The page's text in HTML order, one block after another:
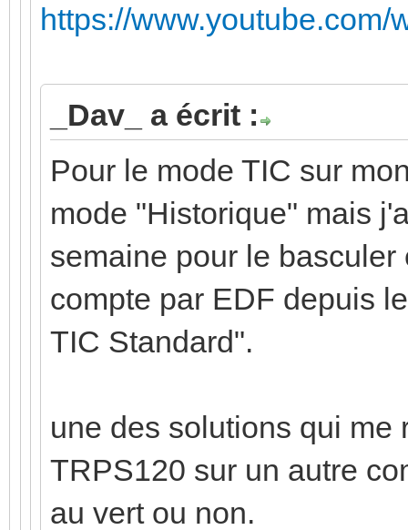
https://www.youtube.com/
_Dav_ a écrit :
Pour le mode TIC sur
mode "Historique" mais
semaine pour le
compte par EDF depuis
TIC Standard".
une des solutions qui me
TRPS120 sur un autre
au vert ou non.